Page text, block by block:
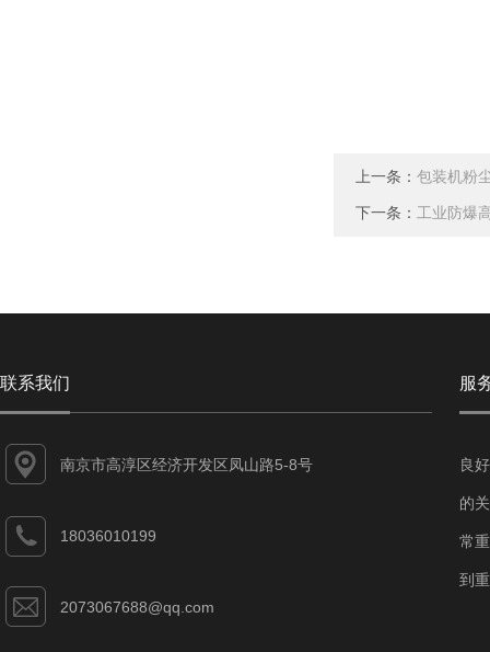
上一条： 包装机粉
下一条： 工业防爆
联系我们
南京市高淳区经济开发区凤山路5-8号
18036010199
2073067688@qq.com
服
良
的
常
到